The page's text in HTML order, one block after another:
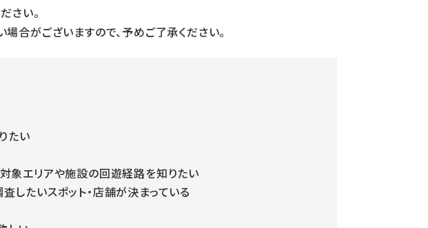
さい。
合がございますので、予めご了承ください。